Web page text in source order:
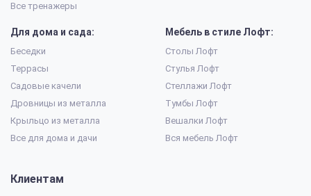
Все тренажеры
Для дома и сада:
Беседки
Террасы
Садовые качели
Дровницы из металла
Крыльцо из металла
Все для дома и дачи
Мебель в стиле Лофт:
Столы Лофт
Стулья Лофт
Стеллажи Лофт
Тумбы Лофт
Вешалки Лофт
Вся мебель Лофт
Клиентам